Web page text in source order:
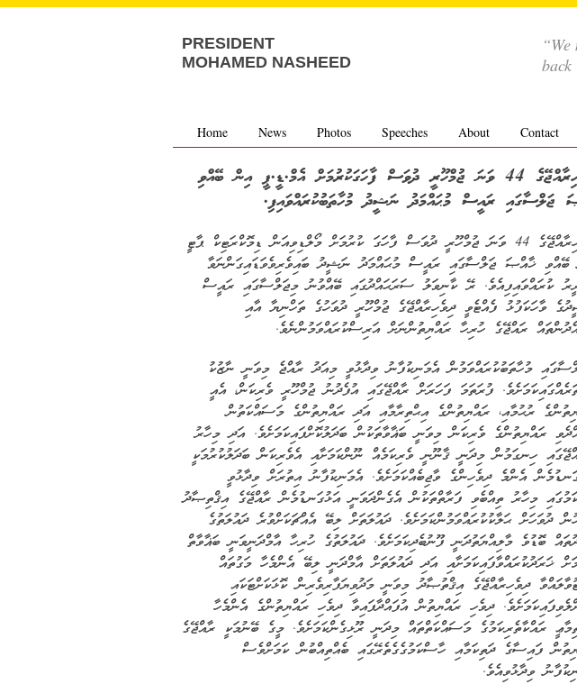
PRESIDENT
MOHAMED NASHEED
Home News Photos Speeches About Contact
ދިވެހިރާއްޖޭގެ 44 ވަނަ ޖުމްހޫރީ ދުވަސް ފާހަގަކުރުމަށް އެމް.ޑީ.ޕީ އިން ބޭއްވި
ޖަލްސާގައި ރައީސް މުޙައްމަދު ނަޝީދު މުހާތަބުކުރައްވައިފި.
ދިވެހިރާއްޖޭގެ 44 ވަނަ ޖުމްހޫރީ ދުވަސް ފާހަގަ ކުރުމަށް މޯލްޑިވިއަން ޑިމޮކްރަޓިކް ޕާޓީ
ބޭއްވި ޚާއްޞަ ޖަލްސާގައި ރައީސް މުޙައްމަދު ނަޝީދު ބައިވެރިވެވަޑައިގަންނަވާ
ކުރައްވައިފިއެވެ. ރޭ ކާނިވަލު ސަރަޙައްދުގައި ބޭއްވުނު މިޖަލްސާގައި ރައީސް
ވާހަކަފުޅު ފެއްޓެވީ ދިވެހިރާއްޖޭގެ ޖުމްހޫރީ ދުވަހުގެ ތަހްނިޔާ އާއި
ރައްޖޭގެ ހުރިހާ ރައްޔިތުންނަށް އަރިސްކުރައްވަމުންނެވެ.
މުހާތަބުކުރައްވަމުން އެމަނިކުފާނު ވިދާޅުވީ މިއަދު ރާއްޖެ މިވަނީ ނާޒުކު
ފުރަތަމަ ފަހަރަށް ރާއްޖޭގައި އުފެދުނު ޖުމްހޫރީ ވެރިކަން، އެއީ
ރުޙުމާއި، ރައްޔިތުންގެ އިޙްތިރާމާއި އަދި ރައްޔިތުންގެ މަސައްކަތުން
ރައްޔިތުންގެ ވެރިކަން މިވަނީ ބަޣާވާތަކުން ބަދަލުކޮށްފައިކަމަށެވެ. އަދި މިހާރު
ހިނގަމުން މިދަނީ ޤާނޫނީ ވެރިކަމެއް ނޫންކަމަށާއި އެވެރިކަން ބަދަލުކުރުމަކީ
އެންމެ ދިވެހިންގެ ވާޖިބެއްކަމަށެވެ. އެމަނިކުފާނު އިތުރަށް ވިދާޅުވީ
މިހާރު ތިއްބެވި ފަރާތްތަކުން އެގެންދަވަނީ އަޅުގަނޑުމެން ރާއްޖޭގެ އިޤްތިޞާދު
ދުވަހަށް ޙަލާކުކުރައްވަމުންކަމަށެވެ. ދައުލަތަށް ލިބޭ އެއްޗަކަށްވުރެ ދައުލަތުގެ
ބޮޑުވެ މާލިއްޔަތުދަނީ ފޫނުބެދިކަމަށެވެ. ދައުލަތުގެ ހުރިހާ އާމްދަނީވަނީ ބަޣާވާތް
ޚަރަދުކުރައްވާފައިކަމަށާއި އަދި ދައުލަތަށް އާމްދަނީ ލިބޭ އެންމެހާ މަގުތައް
ދިވެހިރާއްޖޭގެ އިޤްތުޞާދު މިވަނީ މަދުވިޔަފާރިވެރިން ކޮޅަކަށްޓަކައި
ދިވެހި ރައްޔިތުން އުފައްދާފައިވާ ދިވެހި ރައްޔިތުންގެ އެންމެހާ
ރައްކާތެރިކަމުގެ މަސައްކަތްތައް މިދަނީ ރޫޅިގެންކަމަށެވެ. މީގެ ބޭނުމަކީ ރާއްޖޭގެ
ފައިސާގެ ދަތިކަމާއި ހާސްކަމުގެގެތެރޭގައި ބެއްތިއްބުން ކަމަށްވެސް
ވިދާޅުވިއެވެ.